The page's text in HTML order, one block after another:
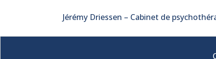
Jérémy Driessen – Cabinet de